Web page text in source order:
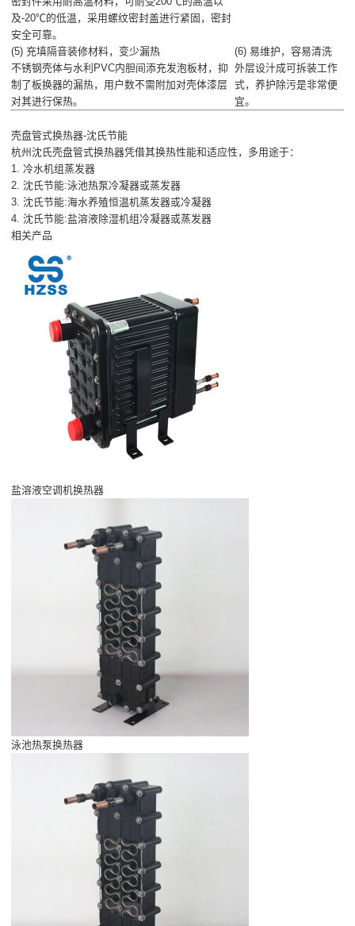
及-20℃的低温，采用螺纹密封盖进行紧固，密封
安全可靠。
(5) 充填隔音装修材料，变少漏热
不锈钢壳体与水利PVC内胆间添充发泡板材，抑
制了板换器的漏热，用户数不需附加对壳体漆层
对其进行保热。
(6) 易维护，容易清洗
外层设汁成可拆装工作
式，养护除污是非常便
宜。
壳盘管式换热器-沈氏节能
杭州沈氏壳盘管式换热器凭借其换热性能和适应性，多用途于：
1.冷水机组蒸发器
2.沈氏节能:泳池热泵冷凝器或蒸发器
3.沈氏节能:海水养殖恒温机蒸发器或冷凝器
4.沈氏节能:盐溶液除湿机组冷凝器或蒸发器
相关产品
盐溶液空调机换热器
泳池热泵换热器